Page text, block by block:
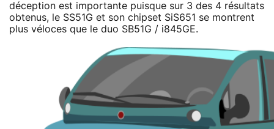
déception est importante puisque sur 3 des 4 résultats
obtenus, le SS51G et son chipset SiS651 se montrent
plus véloces que le duo SB51G / i845GE.